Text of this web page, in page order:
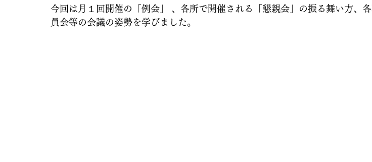
今回は月１回開催の「例会」 、各所で開催される「懇親会」の振る舞い方、
員会等の会議の姿勢を学びました。